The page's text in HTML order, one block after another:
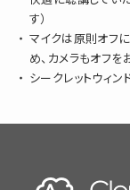
す）
マイクは原則オフ
め、カメラもオフを
シークレットウィン